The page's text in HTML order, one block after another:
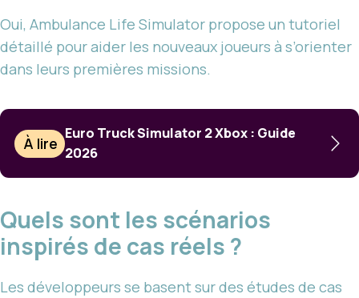
Oui, Ambulance Life Simulator propose un tutoriel
détaillé pour aider les nouveaux joueurs à s’orienter
dans leurs premières missions.
À lire
Euro Truck Simulator 2 Xbox : Guide
2026
Quels sont les scénarios
inspirés de cas réels ?
Les développeurs se basent sur des études de cas